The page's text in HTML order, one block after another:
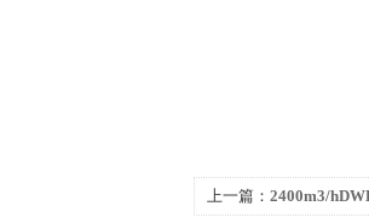
上一篇： 2400m3/